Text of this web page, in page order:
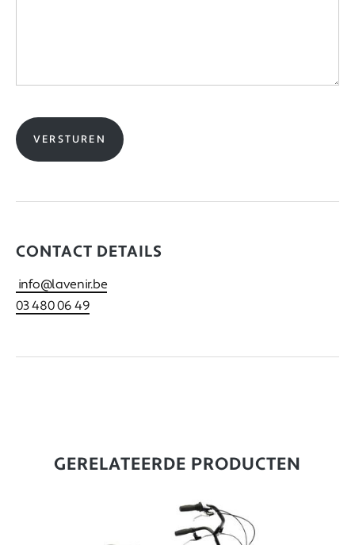
CONTACT DETAILS
info@lavenir.be
03 480 06 49
GERELATEERDE PRODUCTEN